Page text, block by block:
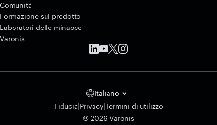
Comunità
Formazione sul prodotto
Laboratori delle minacce
Varonis
Italiano
Fiducia|Privacy|Termini di utilizzo
© 2026 Varonis